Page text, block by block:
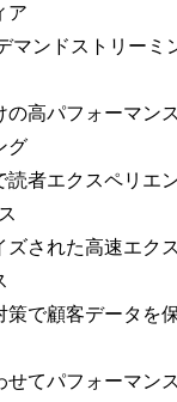
ア
マンドストリーミ
の高パフォーマン
グ
読者エクスペリエ
ズされた高速エク
策で顧客データを
せてパフォーマン